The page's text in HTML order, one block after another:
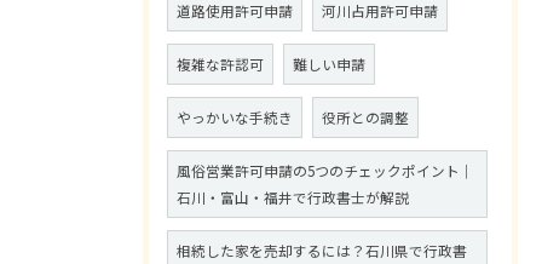
道路使用許可申請 河川占用許可申請
複雑な許認可 難しい申請
やっかいな手続き 役所との調整
風俗営業許可申請の5つのチェックポイント｜
石川・富山・福井で行政書士が解説
相続した家を売却するには？石川県で行政書